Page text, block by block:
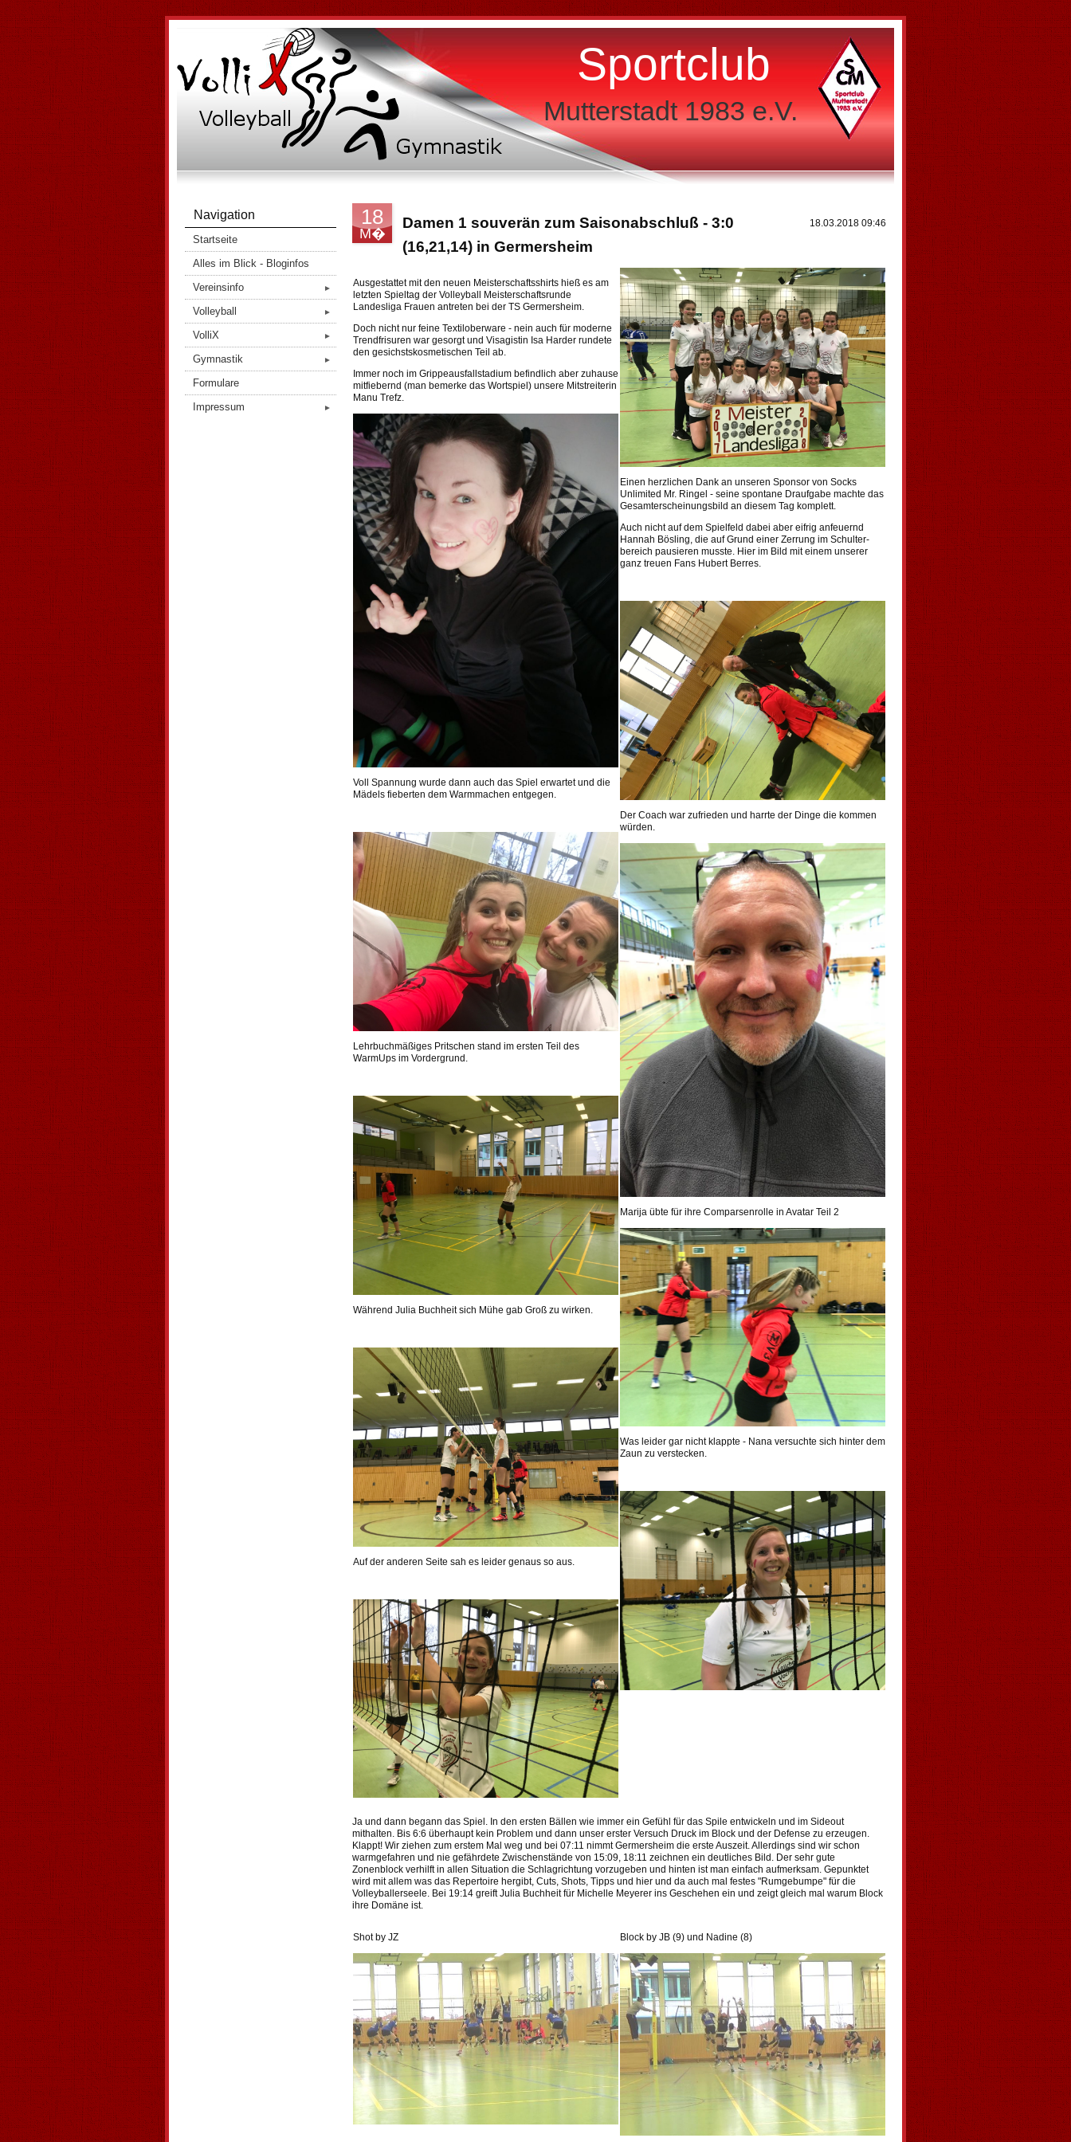
Sportclub
Mutterstadt 1983 e.V.
Navigation
Startseite
Alles im Blick - Bloginfos
Vereinsinfo
►
Volleyball ►
VolliX ►
Gymnastik ►
Formulare
Impressum
►
18
M�
Damen 1 souverän zum Saisonabschluß - 3:0
(16,21,14) in Germersheim
18.03.2018 09:46
Ausgestattet mit den neuen Meisterschaftsshirts hieß es am
letzten Spieltag der Volleyball Meisterschaftsrunde
Landesliga Frauen antreten bei der TS Germersheim.
Doch nicht nur feine Textiloberware - nein auch für moderne
Trendfrisuren war gesorgt und Visagistin Isa Harder rundete
den gesichstskosmetischen Teil ab.
Immer noch im Grippeausfallstadium befindlich aber zuhause
mitfiebernd (man bemerke das Wortspiel) unsere Mitstreiterin
Manu Trefz.
Voll Spannung wurde dann auch das Spiel erwartet und die
Mädels fieberten dem Warmmachen entgegen.
Lehrbuchmäßiges Pritschen stand im ersten Teil des
WarmUps im Vordergrund.
Während Julia Buchheit sich Mühe gab Groß zu wirken.
Auf der anderen Seite sah es leider genaus so aus.
Einen herzlichen Dank an unseren Sponsor von Socks
Unlimited Mr. Ringel - seine spontane Draufgabe machte das
Gesamterscheinungsbild an diesem Tag komplett.
Auch nicht auf dem Spielfeld dabei aber eifrig anfeuernd
Hannah Bösling, die auf Grund einer Zerrung im Schulter-
bereich pausieren musste. Hier im Bild mit einem unserer
ganz treuen Fans Hubert Berres.
Der Coach war zufrieden und harrte der Dinge die kommen
würden.
Marija übte für ihre Comparsenrolle in Avatar Teil 2
Was leider gar nicht klappte - Nana versuchte sich hinter dem
Zaun zu verstecken.
Ja und dann begann das Spiel. In den ersten Bällen wie immer ein Gefühl für das Spile entwickeln und im Sideout
mithalten. Bis 6:6 überhaupt kein Problem und dann unser erster Versuch Druck im Block und der Defense zu erzeugen.
Klappt! Wir ziehen zum erstem Mal weg und bei 07:11 nimmt Germersheim die erste Auszeit. Allerdings sind wir schon
warmgefahren und nie gefährdete Zwischenstände von 15:09, 18:11 zeichnen ein deutliches Bild. Der sehr gute
Zonenblock verhilft in allen Situation die Schlagrichtung vorzugeben und hinten ist man einfach aufmerksam. Gepunktet
wird mit allem was das Repertoire hergibt, Cuts, Shots, Tipps und hier und da auch mal festes "Rumgebumpe" für die
Volleyballerseele. Bei 19:14 greift Julia Buchheit für Michelle Meyerer ins Geschehen ein und zeigt gleich mal warum Block
ihre Domäne ist.
Shot by JZ Block by JB (9) und Nadine (8)